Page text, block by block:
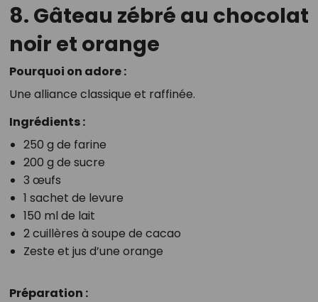
8. Gâteau zébré au chocolat
noir et orange
Pourquoi on adore :
Une alliance classique et raffinée.
Ingrédients :
250 g de farine
200 g de sucre
3 œufs
1 sachet de levure
150 ml de lait
2 cuillères à soupe de cacao
Zeste et jus d’une orange
Préparation :